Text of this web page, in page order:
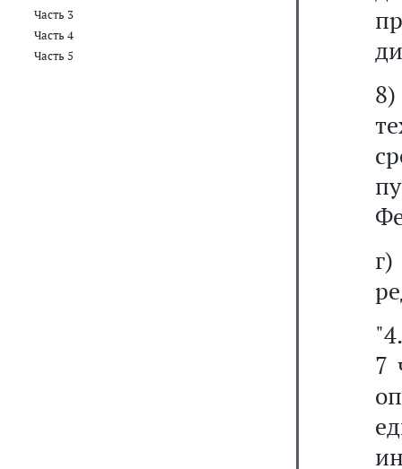
Часть 3
Часть 4
Часть 5
7